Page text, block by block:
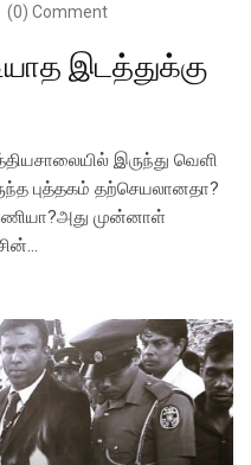
(0) Comment
இடத்துக்கு
இருந்து வெளி
புத்தகம் தற்செயலானதா?
முன்னாள்